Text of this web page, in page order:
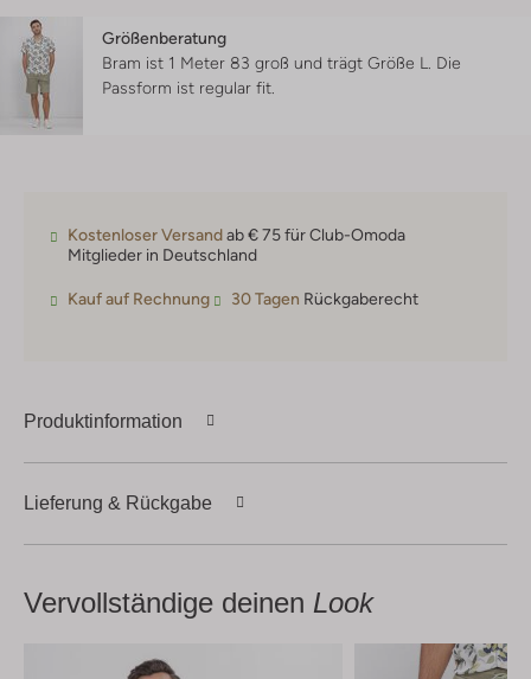
Größenberatung
Bram ist 1 Meter 83 groß und trägt Größe L. Die
Passform ist regular fit
Kostenloser Versandab € 75 für Club-Omoda
Mitglieder in Deutschland
Kauf auf Rechnung 30 Tagen Rückgaberecht
Produktinformation
Lieferung & Rückgabe
Vervollständige deinen Look